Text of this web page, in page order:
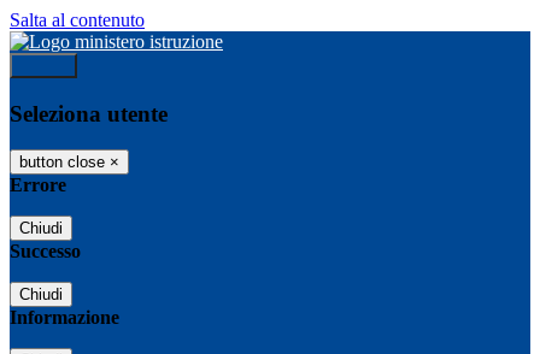
Salta al contenuto
Seleziona utente
button close ×
Errore
Chiudi
Successo
Chiudi
Informazione